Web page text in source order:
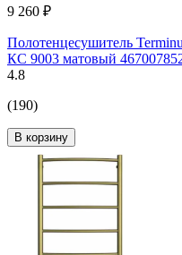
9 260 ₽
Полотенцесушитель
КС 9003 матовый
4.8
(190)
В корзину